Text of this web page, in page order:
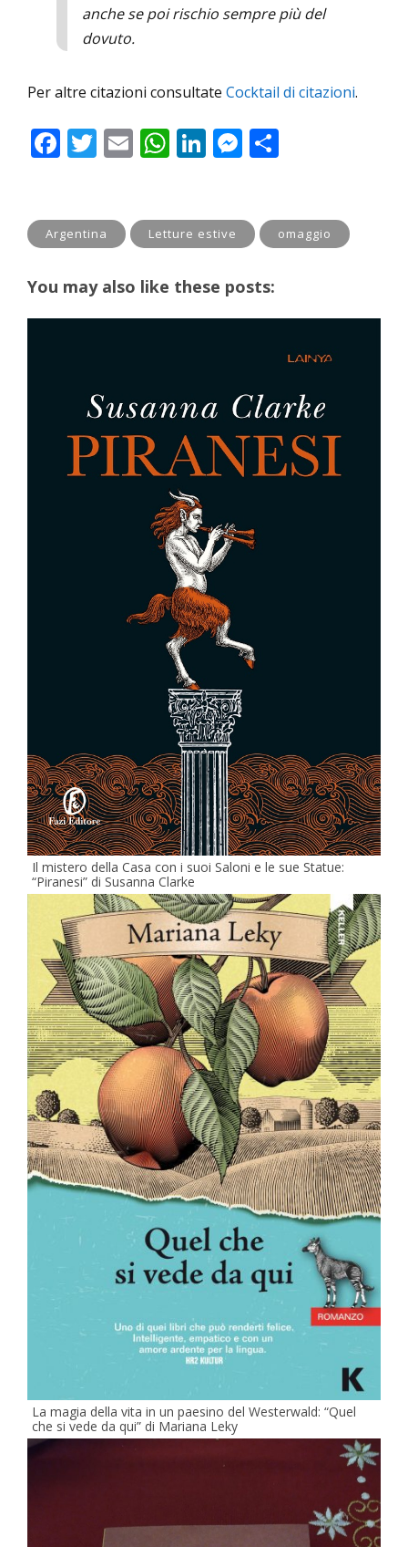
anche se poi rischio sempre più del
dovuto.
Per altre citazioni consultate Cocktail di citazioni.
F
ac
b
o
o
k
T
w
er
E
m
l
W
h
s
A
p
p
Li
n
e
dI
n
M
e
e
n
g
er
di
vi
Argentina Letture estive omaggio
You may also like these posts:
Il mistero della Casa con i suoi Saloni e le sue Statue:
“Piranesi” di Susanna Clarke
La magia della vita in un paesino del Westerwald: “Quel
che si vede da qui” di Mariana Leky